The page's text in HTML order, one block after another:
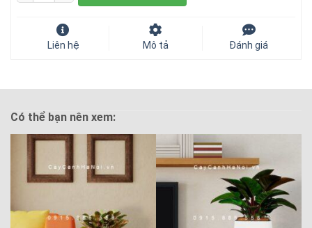
Liên hệ Mô tả Đánh giá
Có thể bạn nên xem: